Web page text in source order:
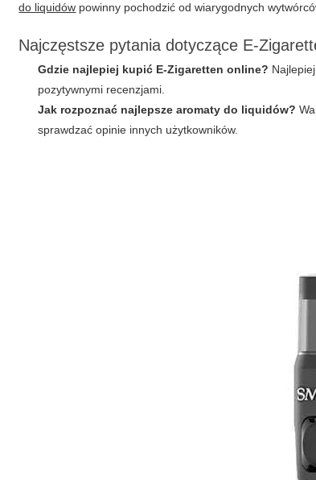
do liquidów powinny pochodzić od wiarygodnych
Najczęstsze pytania dotyczące E-
Gdzie najlepiej kupić E-Zigaretten online?
pozytywnymi recenzjami.
Jak rozpoznać najlepsze aromaty do liquidów?
sprawdzać opinie innych użytkowników.